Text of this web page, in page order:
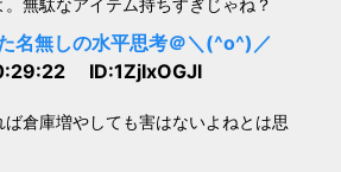
無駄なアイテム持ちすぎじゃね？
名無しの水平思考＠＼(^o^)／
ID:1ZjIxOGJl
倉庫増やしても害はないよねとは思